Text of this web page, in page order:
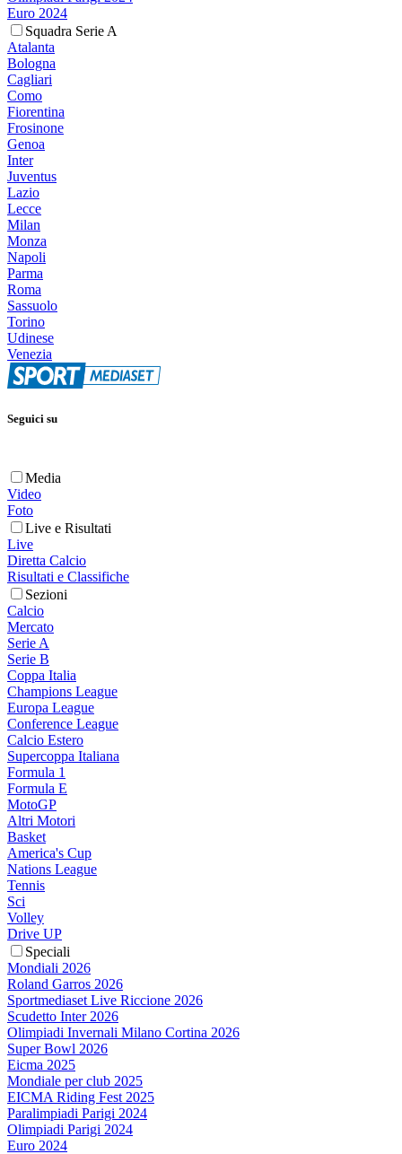
Euro 2024
Squadra Serie A
Atalanta
Bologna
Cagliari
Como
Fiorentina
Frosinone
Genoa
Inter
Juventus
Lazio
Lecce
Milan
Monza
Napoli
Parma
Roma
Sassuolo
Torino
Udinese
Venezia
Seguici su
Media
Video
Foto
Live e Risultati
Live
Diretta Calcio
Risultati e Classifiche
Sezioni
Calcio
Mercato
Serie A
Serie B
Coppa Italia
Champions League
Europa League
Conference League
Calcio Estero
Supercoppa Italiana
Formula 1
Formula E
MotoGP
Altri Motori
Basket
America's Cup
Nations League
Tennis
Sci
Volley
Drive UP
Speciali
Mondiali 2026
Roland Garros 2026
Sportmediaset Live Riccione 2026
Scudetto Inter 2026
Olimpiadi Invernali Milano Cortina 2026
Super Bowl 2026
Eicma 2025
Mondiale per club 2025
EICMA Riding Fest 2025
Paralimpiadi Parigi 2024
Olimpiadi Parigi 2024
Euro 2024